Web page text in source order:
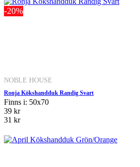
-20%
NOBLE HOUSE
Ronja Kökshandduk Randig Svart
Finns i: 50x70
39 kr
31 kr